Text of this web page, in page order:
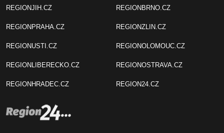
REGIONJIH.CZ
REGIONPRAHA.CZ
REGIONUSTI.CZ
REGIONLIBERECKO.CZ
REGIONHRADEC.CZ
REGIONBRNO.CZ
REGIONZLIN.CZ
REGIONOLOMOUC.CZ
REGIONOSTRAVA.CZ
REGION24.CZ